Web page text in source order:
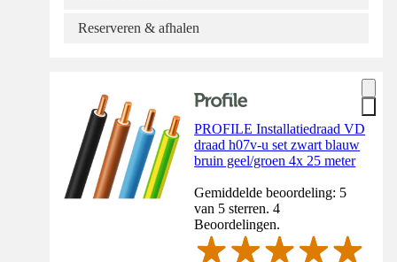
Reserveren & afhalen
PROFILE Installatiedraad VD
draad h07v-u set zwart blauw
bruin geel/groen 4x 25 meter
Gemiddelde beoordeling: 5
van 5 sterren. 4
Beoordelingen.